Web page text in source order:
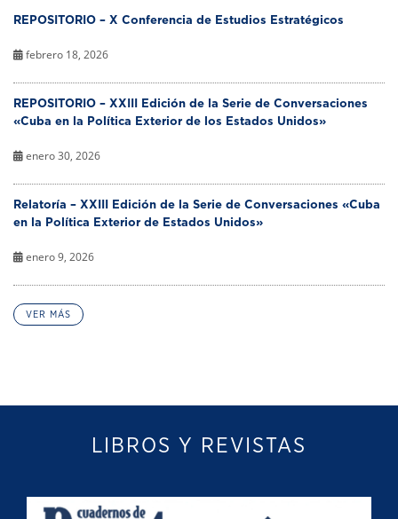
REPOSITORIO – X Conferencia de Estudios Estratégicos
febrero 18, 2026
REPOSITORIO – XXIII Edición de la Serie de Conversaciones
«Cuba en la Política Exterior de los Estados Unidos»
enero 30, 2026
Relatoría – XXIII Edición de la Serie de Conversaciones «Cuba
en la Política Exterior de Estados Unidos»
enero 9, 2026
VER MÁS
LIBROS Y REVISTAS